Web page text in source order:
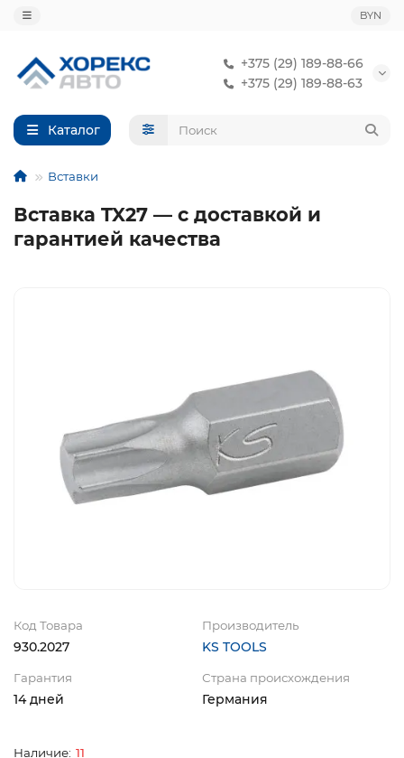
BYN
+375 (29) 189-88-66
+375 (29) 189-88-63
Каталог
Вставки
Вставка TX27 — с доставкой и
гарантией качества
Код Товара
930.2027
Производитель
KS TOOLS
Гарантия
14 дней
Страна происхождения
Германия
11